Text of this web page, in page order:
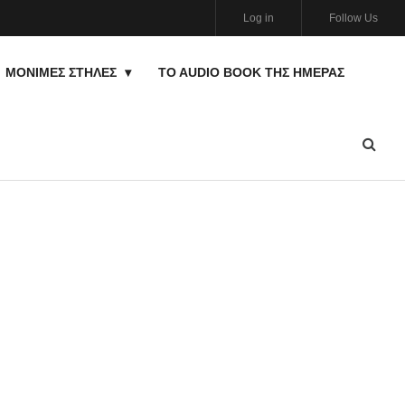
Follow Us
Log in
ΜΟΝΙΜΕΣ ΣΤΗΛΕΣ TO AUDIO BOOK ΤΗΣ ΗΜΈΡΑΣ